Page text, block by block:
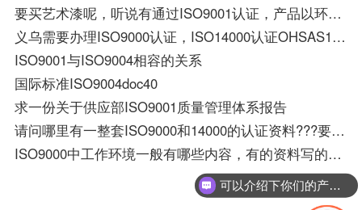
要买艺术漆呢，听说有通过ISO9001认证，产品以环保和优越的性能闻名欧洲的艺术漆品牌，对吗？
义乌需要办理ISO9000认证，ISO14000认证OHSAS18000、TS16949的企业多吗？有需要办理出口许口认证，和3C认证
ISO9001与ISO9004相容的关系
国际标准ISO9004doc40
求一份关于供应部ISO9001质量管理体系报告
请问哪里有一整套ISO9000和14000的认证资料???要免费的哦!
ISO9000中工作环境一般有哪些内容，有的资料写的是基础设备所具备的环境比如厂房、照明、通风等，
可以介绍下你们的产品么？